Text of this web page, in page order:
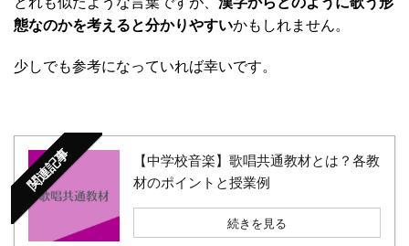
態なのかを考えると分かりやすいかもしれません。
少しでも参考になっていれば幸いです。
関連記事
【中学校音楽】歌唱共通教材とは？各教
材のポイントと授業例
続きを見る